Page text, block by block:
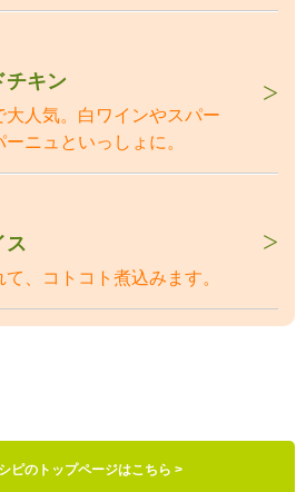
チキン
大人気。白ワインやスパー
ニュといっしょに。
ス
、コトコト煮込みます。
ピのトップページはこちら >